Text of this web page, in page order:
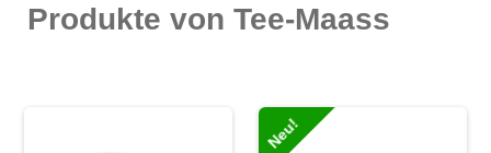
Produkte von Tee-Maass
Neu!